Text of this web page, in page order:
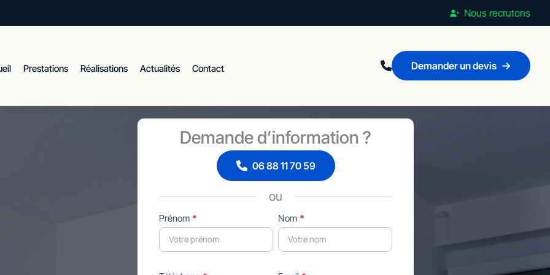
Nous recrutons
Prestations Réalisations Actualités Contact Demander un devis
Demande d’information ?
06 88 11 70 59
ou
Formulaire
simple
avec
Prénom * Nom *